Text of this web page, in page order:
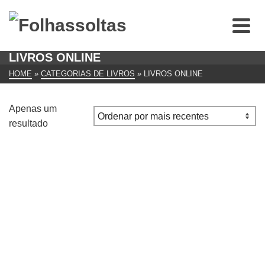
LIVROS ONLINE
HOME » CATEGORIAS DE LIVROS » LIVROS ONLINE
Apenas um
resultado